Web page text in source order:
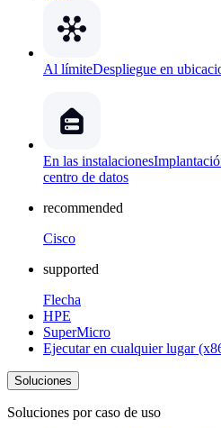
Al límiteDespliegue en
En las instalaciones
centro de datos
recommended
Cisco
supported
Flecha
HPE
SuperMicro
Ejecutar en cualquier lugar
Soluciones
Soluciones por caso de uso